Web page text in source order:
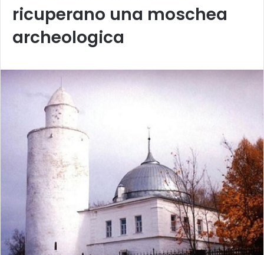
ricuperano una moschea
archeologica